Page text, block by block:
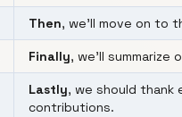
Then, we’ll move on to
Finally, we’ll summarize
Lastly, we should
contributions.